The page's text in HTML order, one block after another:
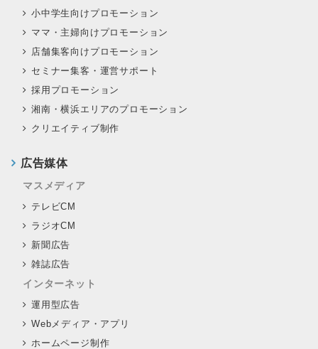
小中学生向けプロモーション
ママ・主婦向けプロモーション
店舗集客向けプロモーション
セミナー集客・運営サポート
採用プロモーション
湘南・横浜エリアのプロモーション
クリエイティブ制作
広告媒体
マスメディア
テレビCM
ラジオCM
新聞広告
雑誌広告
インターネット
運用型広告
Webメディア・アプリ
ホームページ制作